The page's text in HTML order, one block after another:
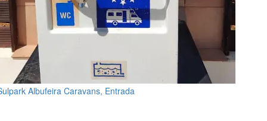
Albufeira Caravans, Entrada